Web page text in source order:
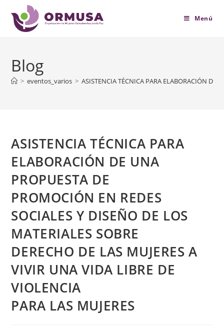
contenido
Menú
Blog
> eventos_varios > ASISTENCIA TÉCNICA PARA ELABORACIÓN DE
ASISTENCIA TÉCNICA PARA
ELABORACIÓN DE UNA
PROPUESTA DE
PROMOCIÓN EN REDES
SOCIALES Y DISEÑO DE LOS
MATERIALES SOBRE
DERECHO DE LAS MUJERES A
VIVIR UNA VIDA LIBRE DE
VIOLENCIA
PARA LAS MUJERES